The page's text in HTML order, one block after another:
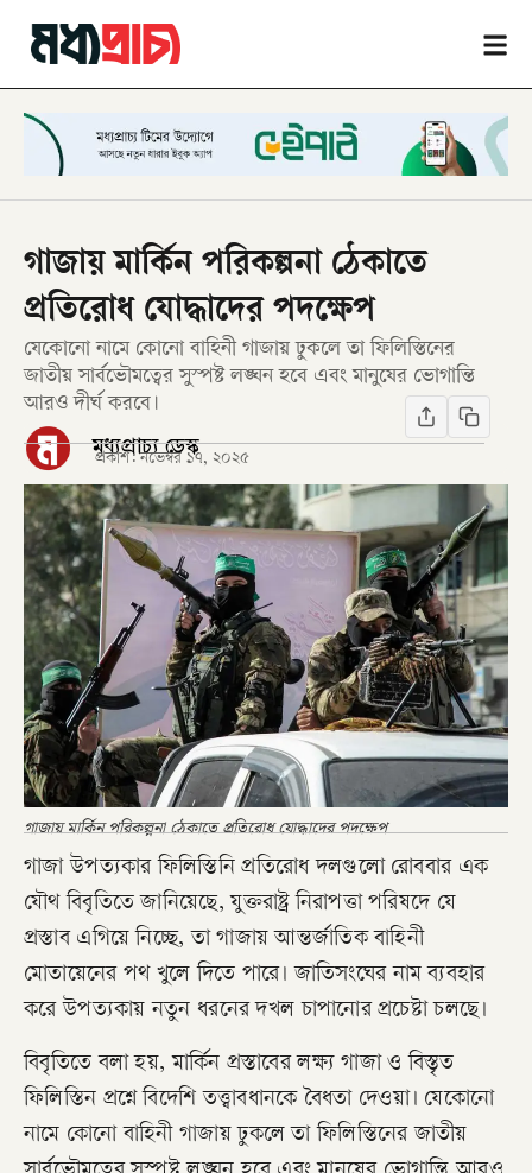
গাজায় মার্কিন পরিকল্পনা ঠেকাতে
প্রতিরোধ যোদ্ধাদের পদক্ষেপ
যেকোনো নামে কোনো বাহিনী গাজায় ঢুকলে তা ফিলিস্তিনের
জাতীয় সার্বভৌমত্বের সুস্পষ্ট লঙ্ঘন হবে এবং মানুষের ভোগান্তি
আরও দীর্ঘ করবে।
মধ্যপ্রাচ্য ডেস্ক
প্রকাশ: নভেম্বর ১৭, ২০২৫
গাজায় মার্কিন পরিকল্পনা ঠেকাতে প্রতিরোধ যোদ্ধাদের পদক্ষেপ
গাজা উপত্যকার ফিলিস্তিনি প্রতিরোধ দলগুলো রোববার এক
যৌথ বিবৃতিতে জানিয়েছে, যুক্তরাষ্ট্র নিরাপত্তা পরিষদে যে
প্রস্তাব এগিয়ে নিচ্ছে, তা গাজায় আন্তর্জাতিক বাহিনী
মোতায়েনের পথ খুলে দিতে পারে। জাতিসংঘের নাম ব্যবহার
করে উপত্যকায় নতুন ধরনের দখল চাপানোর প্রচেষ্টা চলছে।
বিবৃতিতে বলা হয়, মার্কিন প্রস্তাবের লক্ষ্য গাজা ও বিস্তৃত
ফিলিস্তিন প্রশ্নে বিদেশি তত্ত্বাবধানকে বৈধতা দেওয়া। যেকোনো
নামে কোনো বাহিনী গাজায় ঢুকলে তা ফিলিস্তিনের জাতীয়